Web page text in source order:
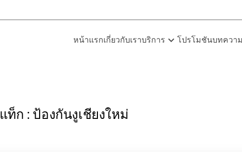
หน้าแรกเกี่ยวกับเราบริการ expand_more โปรโมชันบทความ
แท็ก : ป้องกันงูเชียงใหม่